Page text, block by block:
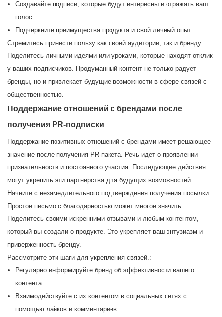
Создавайте подписи, которые будут интересны и отражать ваш
голос.
Подчеркните преимущества продукта и свой личный опыт.
Стремитесь принести пользу как своей аудитории, так и бренду.
Поделитесь личными идеями или уроками, которые находят отклик
у ваших подписчиков. Продуманный контент не только радует
бренды, но и привлекает будущие возможности в сфере связей с
общественностью.
Поддержание отношений с брендами после
получения PR-подписки
Поддержание позитивных отношений с брендами имеет решающее
значение после получения PR-пакета. Речь идет о проявлении
признательности и постоянного участия. Последующие действия
могут укрепить эти партнерства для будущих возможностей.
Начните с незамедлительного подтверждения получения посылки.
Простое письмо с благодарностью может многое значить.
Поделитесь своими искренними отзывами и любым контентом,
который вы создали о продукте. Это укрепляет ваш энтузиазм и
приверженность бренду.
Рассмотрите эти шаги для укрепления связей.:
Регулярно информируйте бренд об эффективности вашего
контента.
Взаимодействуйте с их контентом в социальных сетях с
помощью лайков и комментариев.